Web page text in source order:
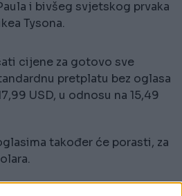
i bivšeg svjetskog prvaka
Tysona.
cijene za gotovo sve
​​pretplatu bez oglasa
USD, u odnosu na 15,49
također će porasti, za